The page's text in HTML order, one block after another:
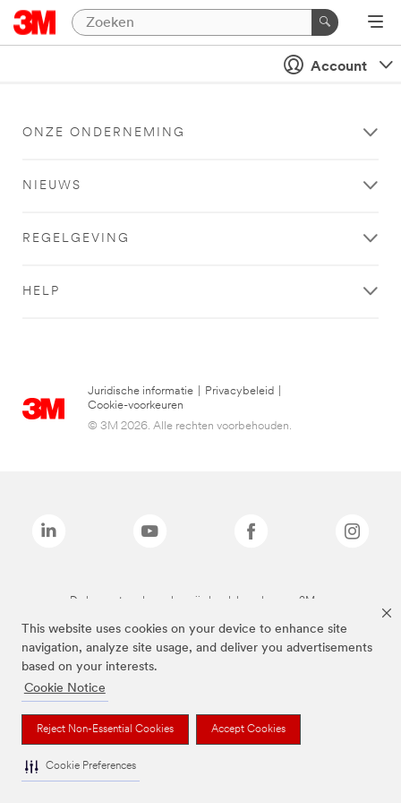
This website uses cookies on your device to enhance site
navigation, analyze site usage, and deliver you advertisements
based on your interests.
Cookie Notice
Reject Non-Essential Cookies Accept Cookies
Cookie Preferences
Account
ONZE ONDERNEMING
NIEUWS
REGELGEVING
HELP
Juridische informatie Privacybeleid
Cookie-voorkeuren
© 3M 2026. Alle rechten voorbehouden.
De bovenstaande merken zijn handelsmerken van 3M.we